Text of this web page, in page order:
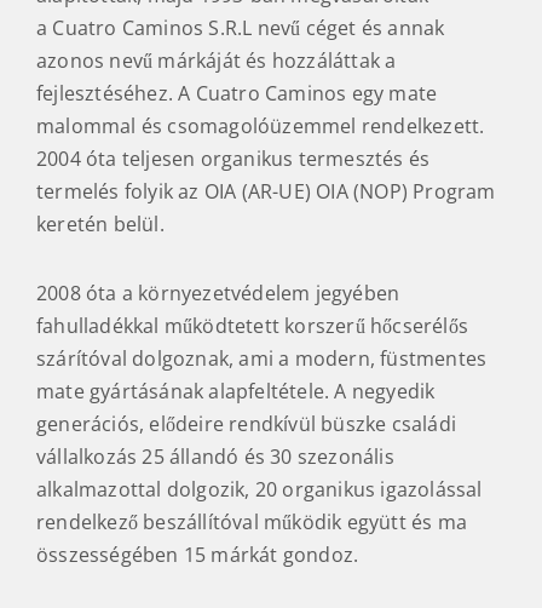
a Cuatro Caminos S.R.L nevű céget és annak
azonos nevű márkáját és hozzáláttak a
fejlesztéséhez. A Cuatro Caminos egy mate
malommal és csomagolóüzemmel rendelkezett.
2004 óta teljesen organikus termesztés és
termelés folyik az OIA (AR-UE) OIA (NOP) Program
keretén belül.
2008 óta a környezetvédelem jegyében
fahulladékkal működtetett korszerű hőcserélős
szárítóval dolgoznak, ami a modern, füstmentes
mate gyártásának alapfeltétele. A negyedik
generációs, elődeire rendkívül büszke családi
vállalkozás 25 állandó és 30 szezonális
alkalmazottal dolgozik, 20 organikus igazolással
rendelkező beszállítóval működik együtt és ma
összességében 15 márkát gondoz.